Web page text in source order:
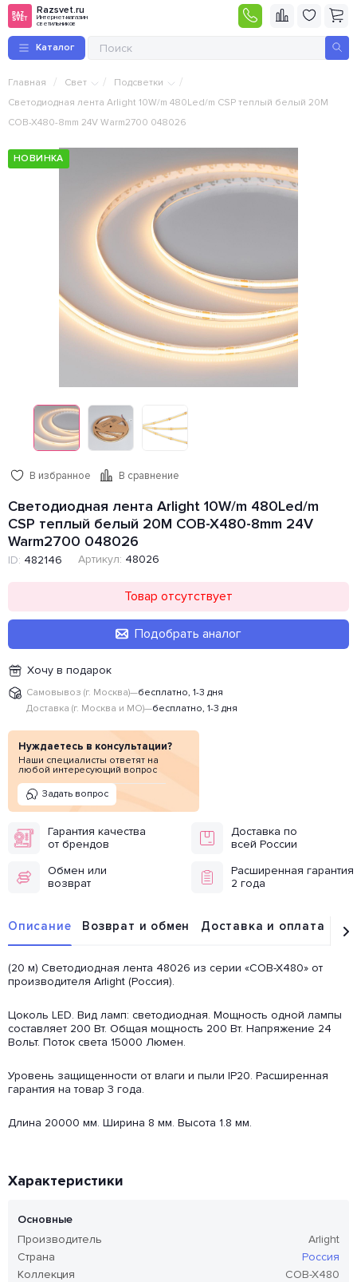
Razsvet.ru
Интернет-магазин
светильников
Каталог
Главная / Свет / Подсветки /
Светодиодная лента Arlight 10W/m 480Led/m CSP теплый белый 20M
COB-X480-8mm 24V Warm2700 048026
НОВИНКА
В избранное В сравнение
Светодиодная лента Arlight 10W/m 480Led/m
CSP теплый белый 20M COB-X480-8mm 24V
Warm2700 048026
ID: 482146 Артикул: 48026
Товар отсутствует
Подобрать аналог
Хочу в подарок
Самовывоз (г. Москва)—бесплатно, 1-3 дня
Доставка (г. Москва и МО)—бесплатно, 1-3 дня
Нуждаетесь в консультации?
Наши специалисты ответят на
любой интересующий вопрос
Задать вопрос
Гарантия качества
от брендов
Доставка по
всей России
Обмен или
возврат
Расширенная гарантия
2 года
Описание Возврат и обмен Доставка и оплата
(20 м) Светодиодная лента 48026 из серии «COB-X480» от
производителя Arlight (Россия).
Цоколь LED. Вид ламп: светодиодная. Мощность одной лампы
составляет 200 Вт. Общая мощность 200 Вт. Напряжение 24
Вольт. Поток света 15000 Люмен.
Уровень защищенности от влаги и пыли IP20. Расширенная
гарантия на товар 3 года.
Длина 20000 мм. Ширина 8 мм. Высота 1.8 мм.
Характеристики
Основные
Производитель
Arlight
Страна
Россия
Коллекция
COB-X480